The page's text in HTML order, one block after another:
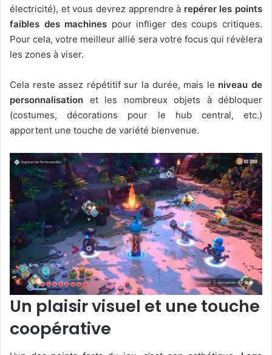
électricité), et vous devrez apprendre à repérer les points
faibles des machines pour infliger des coups critiques.
Pour cela, votre meilleur allié sera votre focus qui révèlera
les zones à viser.
Cela reste assez répétitif sur la durée, mais le niveau de
personnalisation et les nombreux objets à débloquer
(costumes, décorations pour le hub central, etc.)
apportent une touche de variété bienvenue.
Un plaisir visuel et une touche
coopérative